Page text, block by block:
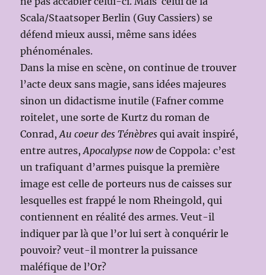
Scala/Staatsoper Berlin (Guy Cassiers) se
défend mieux aussi, même sans idées
phénoménales.
Dans la mise en scène, on continue de trouver
l’acte deux sans magie, sans idées majeures
sinon un didactisme inutile (Fafner comme
roitelet, une sorte de Kurtz du roman de
Conrad,Au coeur des Ténèbres qui avait inspiré,
entre autres,Apocalypse nowde Coppola: c’est
un trafiquant d’armes puisque la première
image est celle de porteurs nus de caisses sur
lesquelles est frappé le nom Rheingold, qui
contiennent en réalité des armes. Veut-il
indiquer par là que l’or lui sert à conquérir le
pouvoir? veut-il montrer la puissance
maléfique de l’Or?